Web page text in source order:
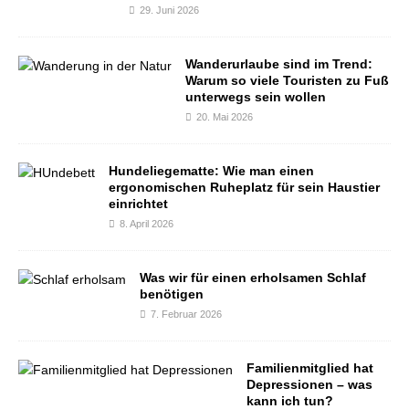
29. Juni 2026
Wanderurlaube sind im Trend:
Warum so viele Touristen zu Fuß
unterwegs sein wollen
20. Mai 2026
Hundeliegematte: Wie man einen
ergonomischen Ruheplatz für sein Haustier
einrichtet
8. April 2026
Was wir für einen erholsamen Schlaf
benötigen
7. Februar 2026
Familienmitglied hat
Depressionen – was
kann ich tun?